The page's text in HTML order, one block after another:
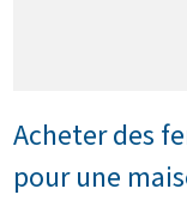
Acheter des
pour une